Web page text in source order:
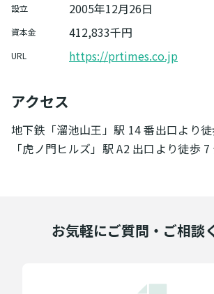
設立 2005年12月26日
資本金 412,833千円
URL https://prtimes.co.jp
アクセス
地下鉄「溜池山王」駅 14 番出口より
「虎ノ門ヒルズ」駅 A2 出口より徒歩 7
お気軽にご質問・ご相談